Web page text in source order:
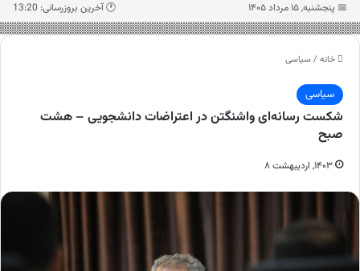
📅 پنجشنبه, ۱۵ مرداد ۱۴۰۵ 🕐 آخرین بروزرسانی: 13:20
خانه / سیاسی
سیاسی
شکست رسانه‌ای واشنگتن در اعتراضات دانشجویی – هشت
صبح
۱۴۰۳, اردیبهشت ۸